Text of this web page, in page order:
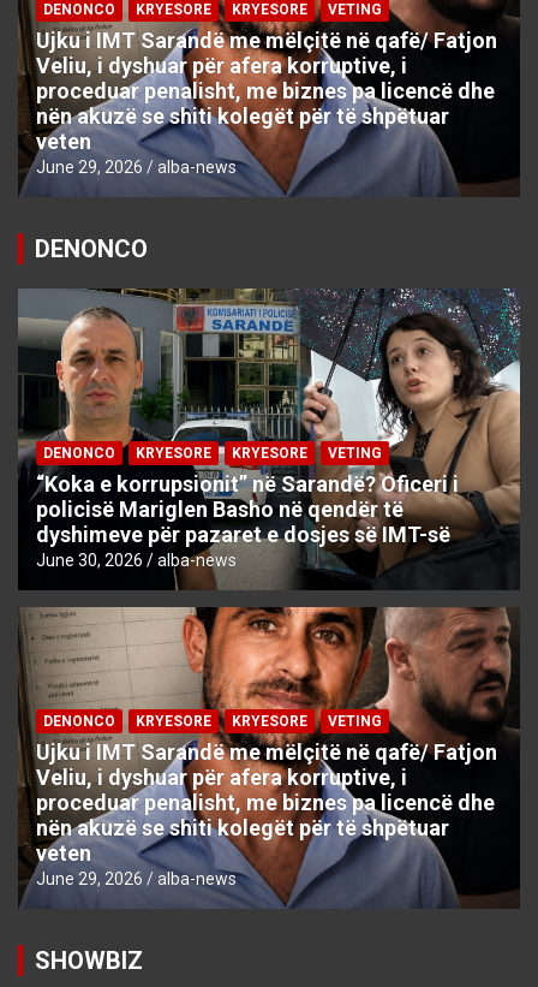
DENONCO KRYESORE KRYESORE VETING
Ujku i IMT Sarandë me mëlçitë në qafë/ Fatjon
Veliu, i dyshuar për afera korruptive, i
proceduar penalisht, me biznes pa licencë dhe
nën akuzë se shiti kolegët për të shpëtuar
veten
June 29, 2026 alba-news
DENONCO
DENONCO KRYESORE KRYESORE VETING
“Koka e korrupsionit” në Sarandë? Oficeri i
policisë Mariglen Basho në qendër të
dyshimeve për pazaret e dosjes së IMT-së
June 30, 2026 alba-news
DENONCO KRYESORE KRYESORE VETING
Ujku i IMT Sarandë me mëlçitë në qafë/ Fatjon
Veliu, i dyshuar për afera korruptive, i
proceduar penalisht, me biznes pa licencë dhe
nën akuzë se shiti kolegët për të shpëtuar
veten
June 29, 2026 alba-news
SHOWBIZ